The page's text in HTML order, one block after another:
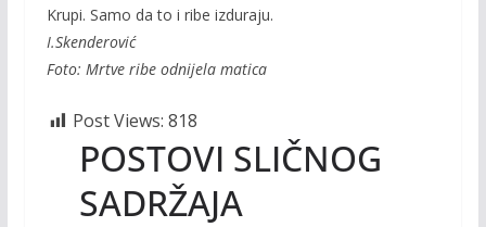
Krupi. Samo da to i ribe izduraju.
I.Skenderović
Foto: Mrtve ribe odnijela matica
Post Views: 818
POSTOVI SLIČNOG
SADRŽAJA